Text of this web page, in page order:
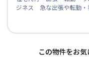
ジネス 急な出張や転勤・
この物件をお